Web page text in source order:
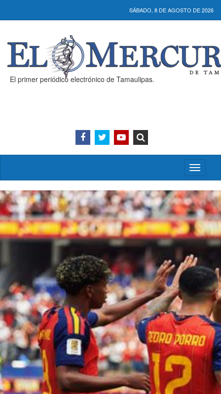
SÁBADO, 8 DE AGOSTO DE 2026
El primer periódico electrónico de Tamaulipas.
Activar/
menú